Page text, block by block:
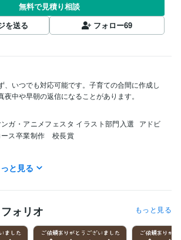
無料で見積り相談
を送る
フォロー69
、いつでも対応可能です。子育ての合間に作成し
中や早朝の返信になることがあります。
ガ・アニメフェスタ イラスト部門入選
アドビ
ス卒業制作　校長賞
年 : 2013年
得年 : 2013年
フレームワーク
と見る
ォリオ もっと見る